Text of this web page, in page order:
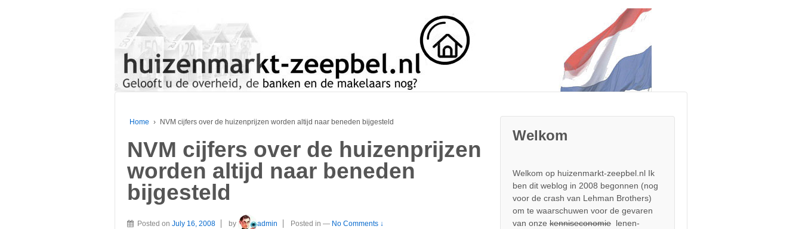
Home › NVM cijfers over de huizenprijzen worden altijd naar beneden bijgesteld
NVM cijfers over de huizenprijzen
worden altijd naar beneden
bijgesteld
Posted on July 16, 2008 by admin Posted in — No Comments ↓
Welkom
Welkom op huizenmarkt-zeepbel.nl Ik
ben dit weblog in 2008 begonnen (nog
voor de crash van Lehman Brothers)
om te waarschuwen voor de gevaren
van onzekenniseconomie lenen-